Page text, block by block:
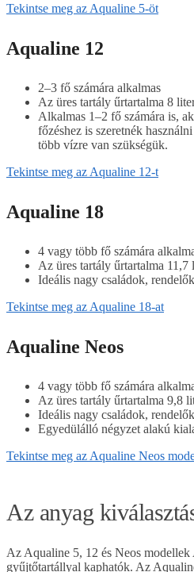
Tekintse meg az Aqualine 5-öt
Aqualine 12
2–3 fő számára alkalmas
Az üres tartály űrtartalma 8
Alkalmas 1–2 fő számára is,
főzéshez is szeretnék
több vízre van szükségük.
Tekintse meg az Aqualine 12-t
Aqualine 18
4 vagy több fő számára
Az üres tartály űrtartalma 11,7
Ideális nagy családok,
Tekintse meg az Aqualine 18-at
Aqualine Neos
4 vagy több fő számára
Az üres tartály űrtartalma 9,8
Ideális nagy családok,
Egyedülálló négyzet alakú
Tekintse meg az Aqualine Neos
Az anyag
Az Aqualine 5, 12 és Neos
gyűjtőtartállyal kaphatók. Az